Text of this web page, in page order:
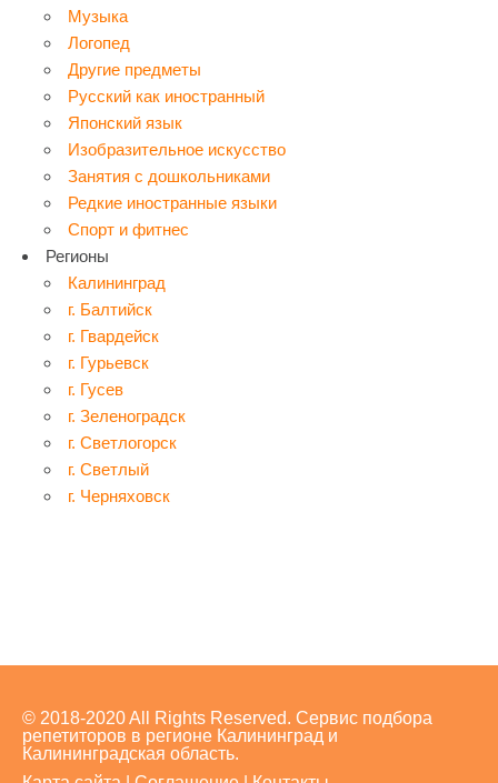
Музыка
Логопед
Другие предметы
Русский как иностранный
Японский язык
Изобразительное искусство
Занятия с дошкольниками
Редкие иностранные языки
Спорт и фитнес
Регионы
Калининград
г. Балтийск
г. Гвардейск
г. Гурьевск
г. Гусев
г. Зеленоградск
г. Светлогорск
г. Светлый
г. Черняховск
© 2018-2020 All Rights Reserved. Сервис подбора
репетиторов в регионе Калининград и
Калининградская область.